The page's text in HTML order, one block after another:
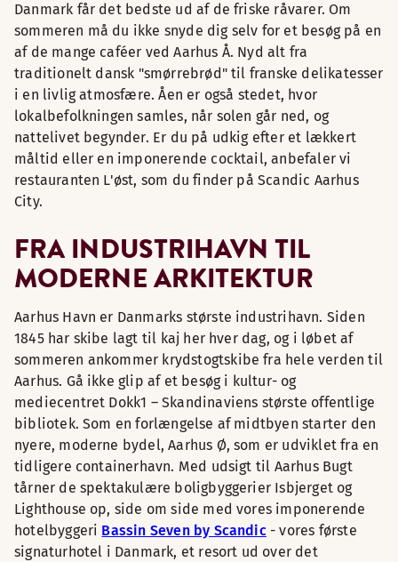
Danmark får det bedste ud af de friske råvarer. Om
sommeren må du ikke snyde dig selv for et besøg på en
af de mange caféer ved Aarhus Å. Nyd alt fra
traditionelt dansk "smørrebrød" til franske delikatesser
i en livlig atmosfære. Åen er også stedet, hvor
lokalbefolkningen samles, når solen går ned, og
nattelivet begynder. Er du på udkig efter et lækkert
måltid eller en imponerende cocktail, anbefaler vi
restauranten L'øst, som du finder på Scandic Aarhus
City.
FRA INDUSTRIHAVN TIL
MODERNE ARKITEKTUR
Aarhus Havn er Danmarks største industrihavn. Siden
1845 har skibe lagt til kaj her hver dag, og i løbet af
sommeren ankommer krydstogtskibe fra hele verden til
Aarhus. Gå ikke glip af et besøg i kultur- og
mediecentret Dokk1 – Skandinaviens største offentlige
bibliotek. Som en forlængelse af midtbyen starter den
nyere, moderne bydel, Aarhus Ø, som er udviklet fra en
tidligere containerhavn. Med udsigt til Aarhus Bugt
tårner de spektakulære boligbyggerier Isbjerget og
Lighthouse op, side om side med vores imponerende
hotelbyggeri Bassin Seven by Scandic- vores første
signaturhotel i Danmark, et resort ud over det